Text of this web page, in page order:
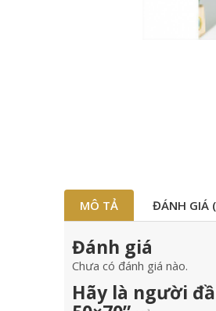
MÔ TẢ ĐÁNH GIÁ
Đánh giá
Chưa có đánh giá nào.
Hãy là người